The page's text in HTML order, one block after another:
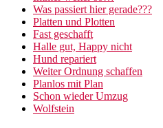
Was passiert hier gerade???
Platten und Plotten
Fast geschafft
Halle gut, Happy nicht
Hund repariert
Weiter Ordnung schaffen
Planlos mit Plan
Schon wieder Umzug
Wolfstein